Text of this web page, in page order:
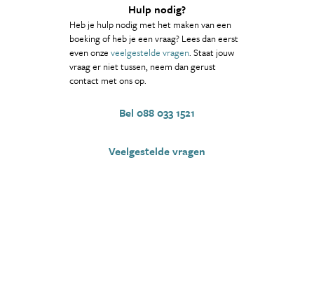
Hulp nodig?
Heb je hulp nodig met het maken van een
boeking of heb je een vraag? Lees dan eerst
even onze veelgestelde vragen. Staat jouw
vraag er niet tussen, neem dan gerust
contact met ons op.
Bel 088 033 1521
Veelgestelde vragen